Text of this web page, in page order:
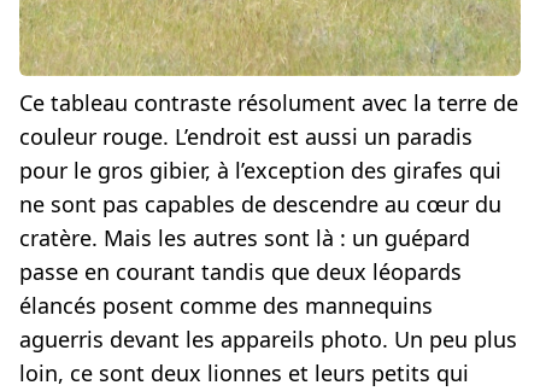
Ce tableau contraste résolument avec la terre de
couleur rouge. L’endroit est aussi un paradis
pour le gros gibier, à l’exception des girafes qui
ne sont pas capables de descendre au cœur du
cratère. Mais les autres sont là : un guépard
passe en courant tandis que deux léopards
élancés posent comme des mannequins
aguerris devant les appareils photo. Un peu plus
loin, ce sont deux lionnes et leurs petits qui